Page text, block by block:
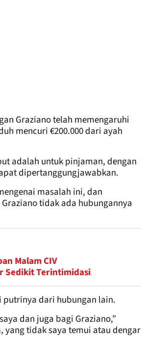
Graziano telah memengaruhi
mencuri €200.000 dari ayah
adalah untuk pinjaman, dengan
dipertanggungjawabkan.
masalah ini, dan
tidak ada hubungannya
Malam CIV
Sedikit Terintimidasi
dari hubungan lain.
dan juga bagi Graziano,”
yang tidak saya temui atau dengar